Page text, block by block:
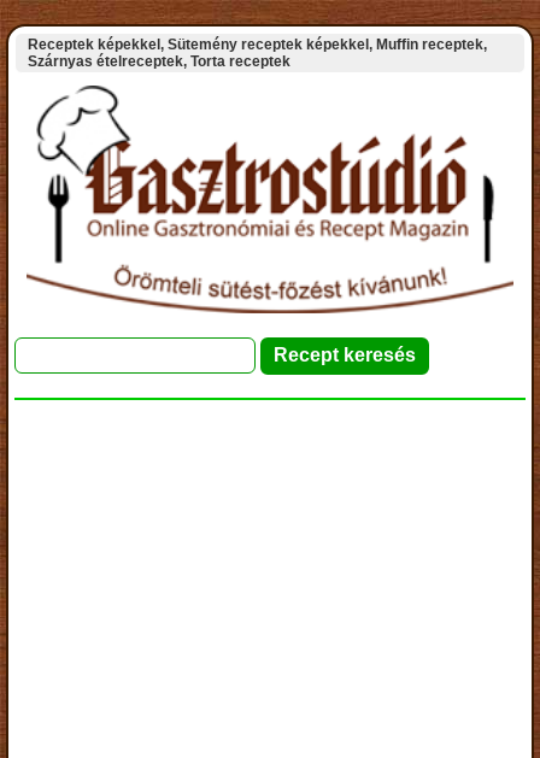
Receptek képekkel, Sütemény receptek képekkel, Muffin receptek,
Szárnyas ételreceptek, Torta receptek